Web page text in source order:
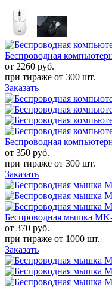
Беспроводная
от 2260 руб.
при тираже от 300 шт.
Заказать
Беспроводная
от 350 руб.
при тираже от 300 шт.
Заказать
Беспроводная мышка
от 370 руб.
при тираже от 1000 шт.
Заказать